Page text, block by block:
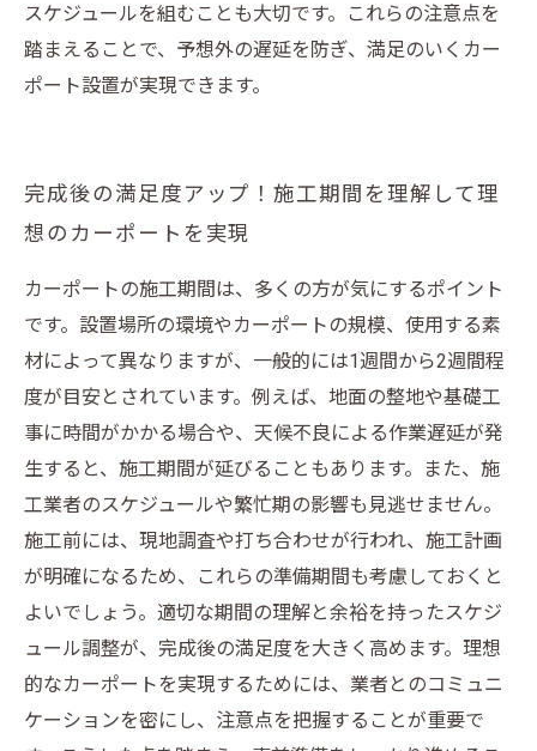
スケジュールを組むことも大切です。これらの注意点を
踏まえることで、予想外の遅延を防ぎ、満足のいくカー
ポート設置が実現できます。
完成後の満足度アップ！施工期間を理解して理
想のカーポートを実現
カーポートの施工期間は、多くの方が気にするポイント
です。設置場所の環境やカーポートの規模、使用する素
材によって異なりますが、一般的には1週間から2週間程
度が目安とされています。例えば、地面の整地や基礎工
事に時間がかかる場合や、天候不良による作業遅延が発
生すると、施工期間が延びることもあります。また、施
工業者のスケジュールや繁忙期の影響も見逃せません。
施工前には、現地調査や打ち合わせが行われ、施工計画
が明確になるため、これらの準備期間も考慮しておくと
よいでしょう。適切な期間の理解と余裕を持ったスケジ
ュール調整が、完成後の満足度を大きく高めます。理想
的なカーポートを実現するためには、業者とのコミュニ
ケーションを密にし、注意点を把握することが重要で